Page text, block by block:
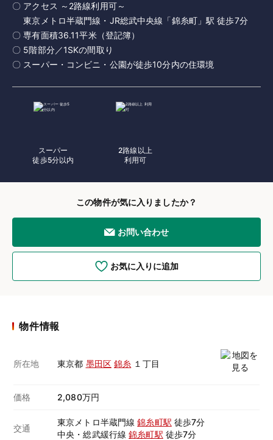
〇 アクセス ～2路線利用可～
東京メトロ半蔵門線・JR総武中央線「錦糸町」駅 徒歩7分
〇 専有面積36.11平米（登記簿）
〇 5階部分／1SKの間取り
〇 スーパー・コンビニ・公園が徒歩10分内の住環境
スーパー
徒歩5分以内
2路線以上
利用可
この物件が気に入りましたか？
お問い合わせ
お気に入りに追加
物件情報
所在地 東京都 墨田区 錦糸 １丁目
価格 2,080万円
交通
東京メトロ半蔵門線錦糸町駅 徒歩7分
中央・総武緩行線錦糸町駅 徒歩7分